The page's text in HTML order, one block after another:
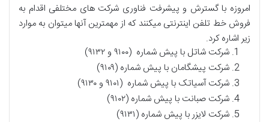
امروزه با گسترش و پیشرفت فناوری شرکت های مختلفی اقدام به
فروش خط تلفن اینترنتی میکنند که از مهمترین آنها میتوان به موارد
زیر اشاره کرد.
شرکت شاتل با پیش شماره (۹۱۰۰ و ۹۱۳۲)
شرکت پیشگامان با پیش شماره (۹۱۰۹)
شرکت آسیاتک با پیش شماره (۹۱۰۱ و ۹۱۳۰)
شرکت صبانت با پیش شماره (۹۱۰۲)
شرکت لایزر با پیش شماره (۹۱۳۱)